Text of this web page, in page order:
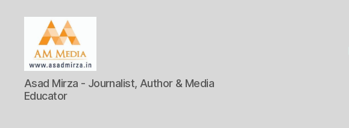
AM
Media
Asad Mirza - Journalist, Author & Media
Educator